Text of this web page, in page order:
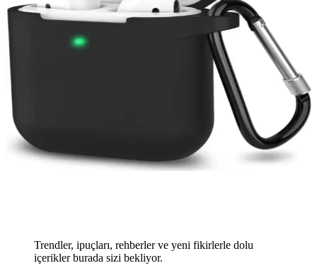
Trendler, ipuçları, rehberler ve yeni fikirlerle dolu
içerikler burada sizi bekliyor.